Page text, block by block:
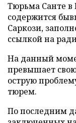
Тюрьма Санте в
содержится
Саркози,
ссылкой на
На данный
превышает
острую
тюрем.
По последним